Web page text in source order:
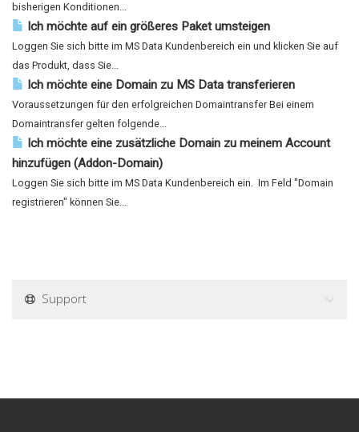
bisherigen Konditionen...
Ich möchte auf ein größeres Paket umsteigen
Loggen Sie sich bitte im MS Data Kundenbereich ein und klicken Sie auf
das Produkt, dass Sie...
Ich möchte eine Domain zu MS Data transferieren
Voraussetzungen für den erfolgreichen Domaintransfer Bei einem
Domaintransfer gelten folgende...
Ich möchte eine zusätzliche Domain zu meinem Account
hinzufügen (Addon-Domain)
Loggen Sie sich bitte im MS Data Kundenbereich ein. Im Feld "Domain
registrieren" können Sie...
Support